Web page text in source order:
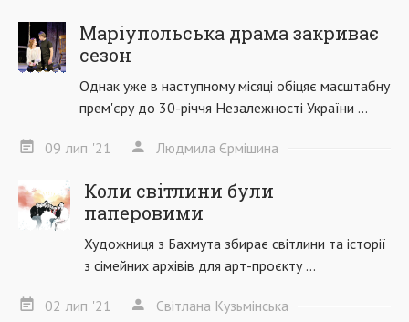
Маріупольська драма закриває
сезон
Однак уже в наступному місяці обіцяє масштабну
прем'єру до 30-річчя Незалежності України ...
09 лип '21 Людмила Єрмішина
Коли світлини були
паперовими
Художниця з Бахмута збирає світлини та історії
з сімейних архівів для арт-проєкту ...
02 лип '21 Світлана Кузьмінська